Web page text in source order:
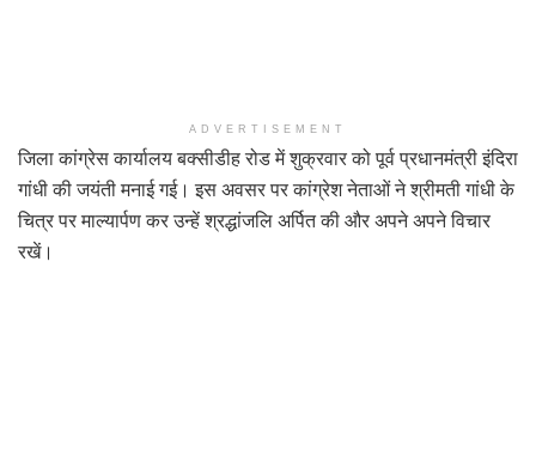
ADVERTISEMENT
जिला कांग्रेस कार्यालय बक्सीडीह रोड में शुक्रवार को पूर्व प्रधानमंत्री इंदिरा
गांधी की जयंती मनाई गई। इस अवसर पर कांग्रेश नेताओं ने श्रीमती गांधी के
चित्र पर माल्यार्पण कर उन्हें श्रद्धांजलि अर्पित की और अपने अपने विचार
रखें।